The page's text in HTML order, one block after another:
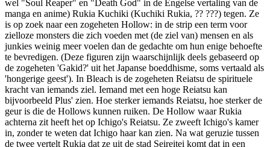
wel "Soul Reaper" en "Death God" in de Engelse vertaling van de
manga en anime) Rukia Kuchiki (Kuchiki Rukia, ?? ???) tegen. Ze
is op zoek naar een zogeheten Hollow: in de strip een term voor
zielloze monsters die zich voeden met (de ziel van) mensen en als
junkies weinig meer voelen dan de gedachte om hun enige behoefte
te bevredigen. (Deze figuren zijn waarschijnlijk deels gebaseerd op
de zogeheten 'Gakid?' uit het Japanse boeddhisme, soms vertaald als
'hongerige geest'). In Bleach is de zogeheten Reiatsu de spirituele
kracht van iemands ziel. Iemand met een hoge Reiatsu kan
bijvoorbeeld Plus' zien. Hoe sterker iemands Reiatsu, hoe sterker de
geur is die de Hollows kunnen ruiken. De Hollow waar Rukia
achterna zit heeft het op Ichigo's Reiatsu. Ze zweeft Ichigo's kamer
in, zonder te weten dat Ichigo haar kan zien. Na wat geruzie tussen
de twee vertelt Rukia dat ze uit de stad Seireitei komt dat in een